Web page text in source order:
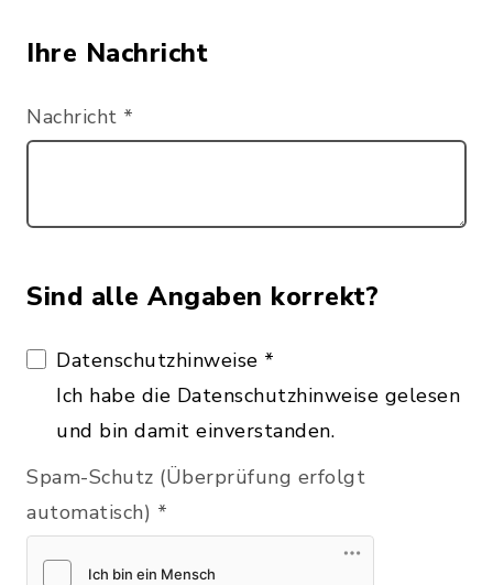
Ihre Nachricht
Nachricht *
Sind alle Angaben korrekt?
Datenschutzhinweise *
Ich habe die Datenschutzhinweise gelesen
und bin damit einverstanden.
Spam-Schutz (Überprüfung erfolgt
automatisch) *